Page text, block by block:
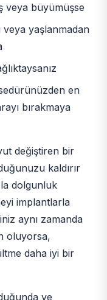
veya büyümüşse
veya yaşlanmadan
en
bırakmaya
değiştiren bir
kaldırır
dolgunluk
implantlarla
aynı zamanda
oluyorsa,
daha iyi bir
ve